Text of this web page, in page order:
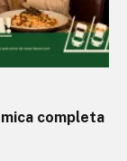
completa